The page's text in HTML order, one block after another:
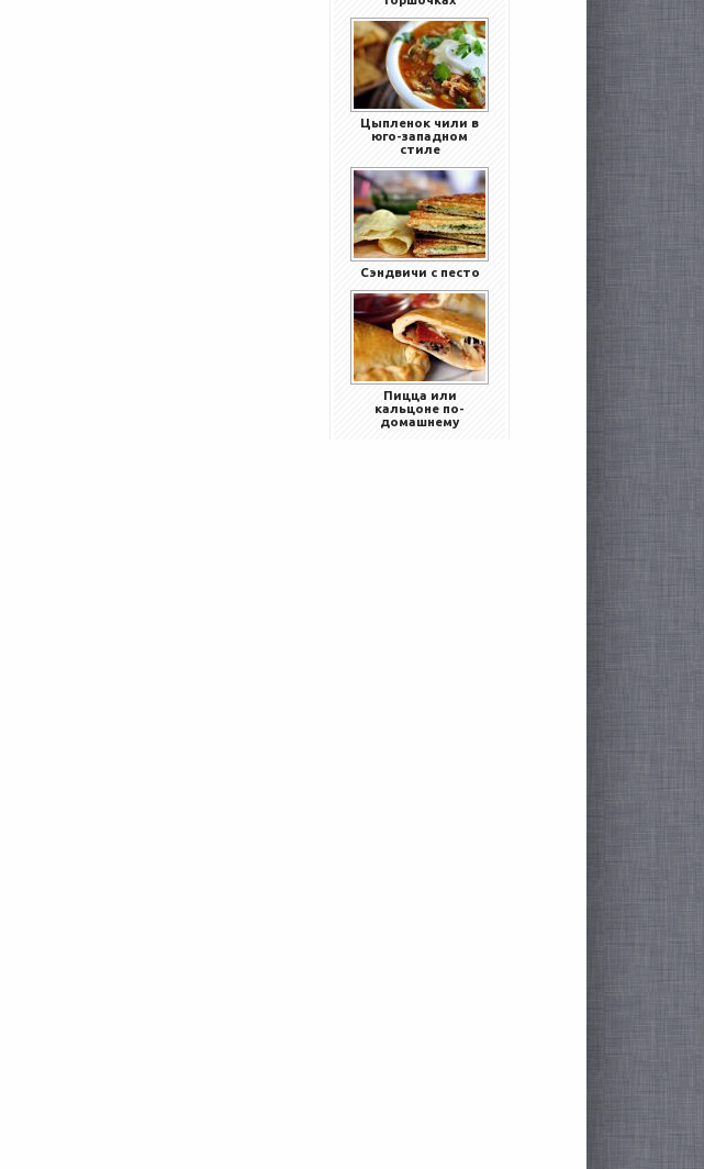
Цыпленок чили в
юго-западном
стиле
Сэндвичи с песто
Пицца или
кальцоне по-
домашнему